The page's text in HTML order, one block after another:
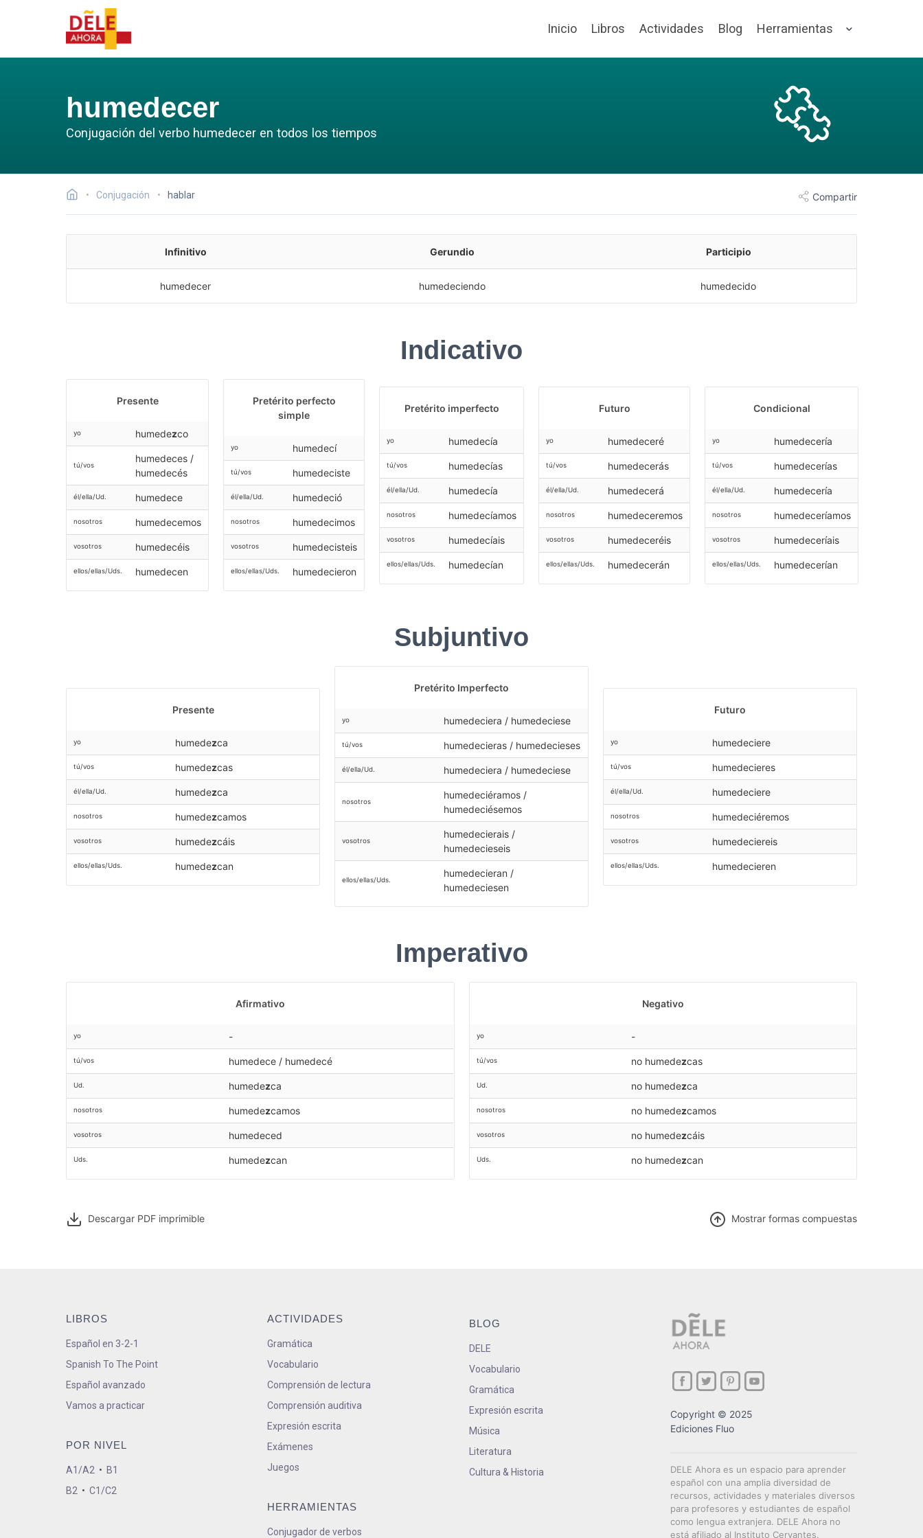
Inicio Libros Actividades Blog Herramientas
humedecer
Conjugación del verbo humedecer en todos los tiempos
Conjugación hablar Compartir
Infinitivo Gerundio Participio
humedecer humedeciendo humedecido
Indicativo
Presente
yo humedezco
tú/vos
humedeces /
humedecés
él/ella/Ud. humedece
nosotros humedecemos
vosotros humedecéis
ellos/ellas/Uds. humedecen
Pretérito perfecto
simple
yo humedecí
tú/vos humedeciste
él/ella/Ud. humedeció
nosotros humedecimos
vosotros humedecisteis
ellos/ellas/Uds. humedecieron
Pretérito imperfecto
yo humedecía
tú/vos humedecías
él/ella/Ud. humedecía
nosotros humedecíamos
vosotros humedecíais
ellos/ellas/Uds. humedecían
Futuro
yo humedeceré
tú/vos humedecerás
él/ella/Ud. humedecerá
nosotros humedeceremos
vosotros humedeceréis
ellos/ellas/Uds. humedecerán
Condicional
yo humedecería
tú/vos humedecerías
él/ella/Ud. humedecería
nosotros humedeceríamos
vosotros humedeceríais
ellos/ellas/Uds. humedecerían
Subjuntivo
Presente
yo humedezca
tú/vos humedezcas
él/ella/Ud. humedezca
nosotros humedezcamos
vosotros humedezcáis
ellos/ellas/Uds. humedezcan
Pretérito Imperfecto
yo humedeciera / humedeciese
tú/vos humedecieras / humedecieses
él/ella/Ud. humedeciera / humedeciese
nosotros
humedeciéramos /
humedeciésemos
vosotros
humedecierais /
humedecieseis
ellos/ellas/Uds.
humedecieran /
humedeciesen
Futuro
yo humedeciere
tú/vos humedecieres
él/ella/Ud. humedeciere
nosotros humedeciéremos
vosotros humedeciereis
ellos/ellas/Uds. humedecieren
Imperativo
Afirmativo
yo -
tú/vos humedece / humedecé
Ud. humedezca
nosotros humedezcamos
vosotros humedeced
Uds. humedezcan
Negativo
yo -
tú/vos no humedezcas
Ud. no humedezca
nosotros no humedezcamos
vosotros no humedezcáis
Uds. no humedezcan
Descargar PDF imprimible Mostrar formas compuestas
LIBROS
Español en 3-2-1
Spanish To The Point
Español avanzado
Vamos a practicar
POR NIVEL
A1/A2 • B1
B2 • C1/C2
ACTIVIDADES
Gramática
Vocabulario
Comprensión de lectura
Comprensión auditiva
Expresión escrita
Exámenes
Juegos
HERRAMIENTAS
Conjugador de verbos
BLOG
DELE
Vocabulario
Gramática
Expresión escrita
Música
Literatura
Cultura & Historia
Copyright © 2025
Ediciones Fluo
DELE Ahora es un espacio para aprender
español con una amplia diversidad de
recursos, actividades y materiales diversos
para profesores y estudiantes de español
como lengua extranjera. DELE Ahora no
está afiliado al Instituto Cervantes.